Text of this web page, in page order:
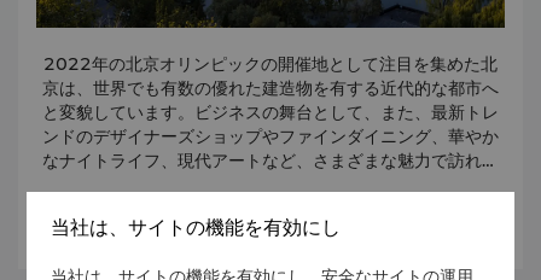
館、毛沢東記念館、人民大会堂、人民英雄記念碑などのさま
天安門広場は中国の世界観を象徴しており、東と西に博物館
と大会堂を配した長方形のデザインは紫禁城をなぞらえてい
ます。
日の出と日の入の時刻には、人民解放軍の兵士による五星紅
旗の掲揚と降納が毎日行われており、自由に見学することが
できます。
北京市の北西50キロの郊外にある明の十三陵は、明代
2022年の北京オリンピックの開催地として注目を集めた北
京は、世界でも有数の優れた建造物を有する近代的な都市へ
と変貌しています。ビジネスの舞台として、また、最新トレ
ンドのデザイナーズショップやファインダイニング、華やか
なナイトライフ、現代アートなど、さまざまな魅力で訪れる
優れた美しい歴史的名所巡りもお楽しみいただけます。
さらに詳しく
当社は、サイトの機能を有効にし